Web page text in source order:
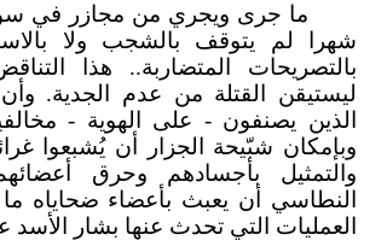
ما جرى ويجري من مجازر في
شهرا لم يتوقف بالشجب ولا
بالتصريحات المتضاربة.. هذا
ليستيقن القتلة من عدم الجدية.
الذين يصنفون - على الهوية -
وبإمكان شبّيحة الجزار أن يُشبعوا
والتمثيل بأجسادهم وحرق
النطاسي أن يعبث بأعضاء ضحاياه
العمليات التي تحدث عنها بشار الأسد